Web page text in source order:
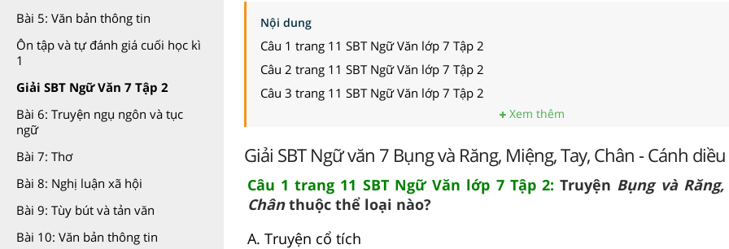
Bài 5: Văn bản thông tin
Ôn tập và tự đánh giá cuối học kì
1
Giải SBT Ngữ Văn 7 Tập 2
Bài 6: Truyện ngụ ngôn và tục
ngữ
Bài 7: Thơ
Bài 8: Nghị luận xã hội
Bài 9: Tùy bút và tản văn
Bài 10: Văn bản thông tin
Nội dung
Câu 1 trang 11 SBT Ngữ Văn lớp 7 Tập 2
Câu 2 trang 11 SBT Ngữ Văn lớp 7 Tập 2
Câu 3 trang 11 SBT Ngữ Văn lớp 7 Tập 2
Xem thêm
Giải SBT Ngữ văn 7 Bụng và Răng, Miệng, Tay, Chân - Cánh diều
Câu 1 trang 11 SBT Ngữ Văn lớp 7 Tập 2:Truyện Bụng và
Chânthuộc thể loại nào?
A. Truyện cổ tích